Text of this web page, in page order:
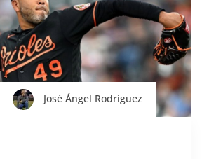
José Ángel Rodríguez